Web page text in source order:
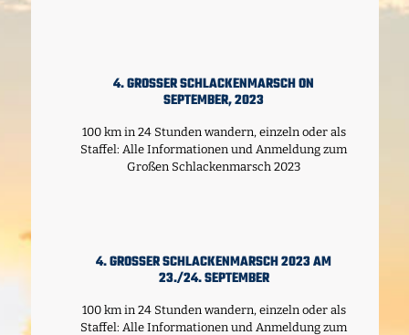
4. GROSSER SCHLACKENMARSCH ON S
EPTEMBER, 2023
100 km in 24 Stunden wandern, einzeln oder als
Staffel: Alle Informationen und Anmeldung zum
Großen Schlackenmarsch 2023
4. GROSSER SCHLACKENMARSCH 2023 AM 2
3./24. SEPTEMBER
100 km in 24 Stunden wandern, einzeln oder als
Staffel: Alle Informationen und Anmeldung zum